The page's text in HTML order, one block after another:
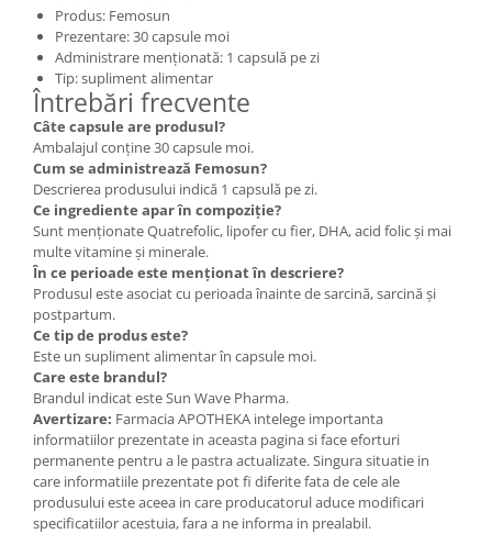
Produs: Femosun
Prezentare: 30 capsule moi
Administrare menționată: 1 capsulă pe zi
Tip: supliment alimentar
Întrebări frecvente
Câte capsule are produsul?
Ambalajul conține 30 capsule moi.
Cum se administrează Femosun?
Descrierea produsului indică 1 capsulă pe zi.
Ce ingrediente apar în compoziție?
Sunt menționate Quatrefolic, lipofer cu fier, DHA, acid folic și mai
multe vitamine și minerale.
În ce perioade este menționat în descriere?
Produsul este asociat cu perioada înainte de sarcină, sarcină și
postpartum.
Ce tip de produs este?
Este un supliment alimentar în capsule moi.
Care este brandul?
Brandul indicat este Sun Wave Pharma.
Avertizare: Farmacia APOTHEKA intelege importanta
informatiilor prezentate in aceasta pagina si face eforturi
permanente pentru a le pastra actualizate. Singura situatie in
care informatiile prezentate pot fi diferite fata de cele ale
produsului este aceea in care producatorul aduce modificari
specificatiilor acestuia, fara a ne informa in prealabil.